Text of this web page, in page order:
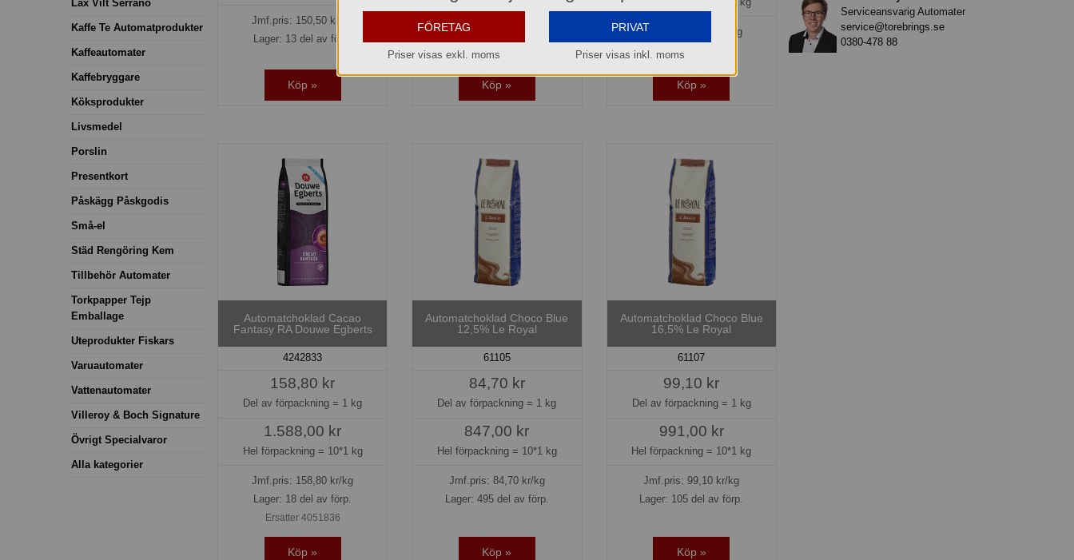
Lax Vilt Serrano
Kaffe Te Automatprodukter
Kaffeautomater
Kaffebryggare
Köksprodukter
Livsmedel
Porslin
Presentkort
Påskägg Påskgodis
Små-el
Städ Rengöring Kem
Tillbehör Automater
Torkpapper Tejp
Emballage
Uteprodukter Fiskars
Varuautomater
Vattenautomater
Villeroy & Boch Signature
Övrigt Specialvaror
Alla kategorier
Jmf.pris: 150,50 kr/kg
Lager: 13 del av förp.
Köp » Köp »
Jmf.pris:
kr/kg
Köp »
Automatchoklad Cacao
Fantasy RA Douwe Egberts
4242833
158,80 kr
Del av förpackning = 1 kg
1.588,00 kr
Hel förpackning = 10*1 kg
Jmf.pris: 158,80 kr/kg
Lager: 18 del av förp.
Ersätter 4051836
Köp »
Automatchoklad Choco Blue
12,5% Le Royal
61105
84,70 kr
Del av förpackning = 1 kg
847,00 kr
Hel förpackning = 10*1 kg
Jmf.pris: 84,70kr/kg
Lager: 495 del av förp.
Köp »
Automatchoklad Choco Blue
16,5% Le Royal
61107
99,10 kr
Del av förpackning = 1 kg
991,00 kr
Hel förpackning = 10*1 kg
Jmf.pris:99,10 kr/kg
Lager: 105 del av förp.
Köp »
Serviceansvarig Automater
service@torebrings.se
0380-478 88
FÖRETAG
Priser visas exkl. moms
PRIVAT
Priser visas inkl. moms